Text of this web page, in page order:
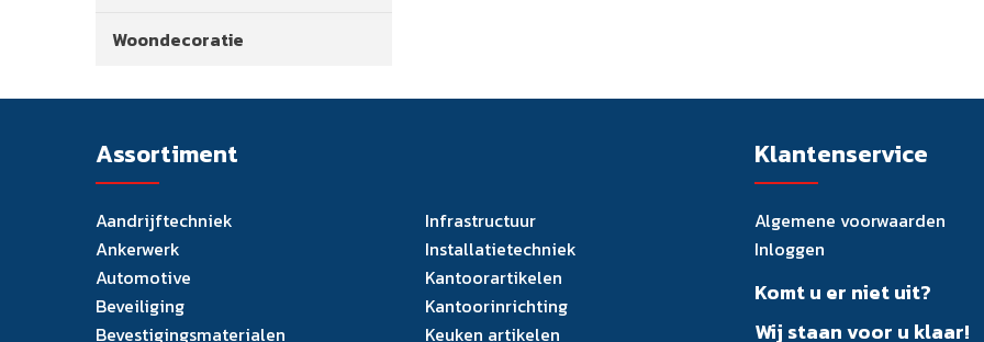
Woondecoratie
Assortiment
Aandrijftechniek
Ankerwerk
Automotive
Beveiliging
Bevestigingsmaterialen
Infrastructuur
Installatietechniek
Kantoorartikelen
Kantoorinrichting
Keuken artikelen
Klantenservice
Algemene voorwaarden
Inloggen
Komt u er niet uit?
Wij staan voor u klaar!